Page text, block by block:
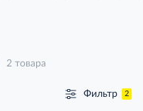
2 товара
Фильтр 2